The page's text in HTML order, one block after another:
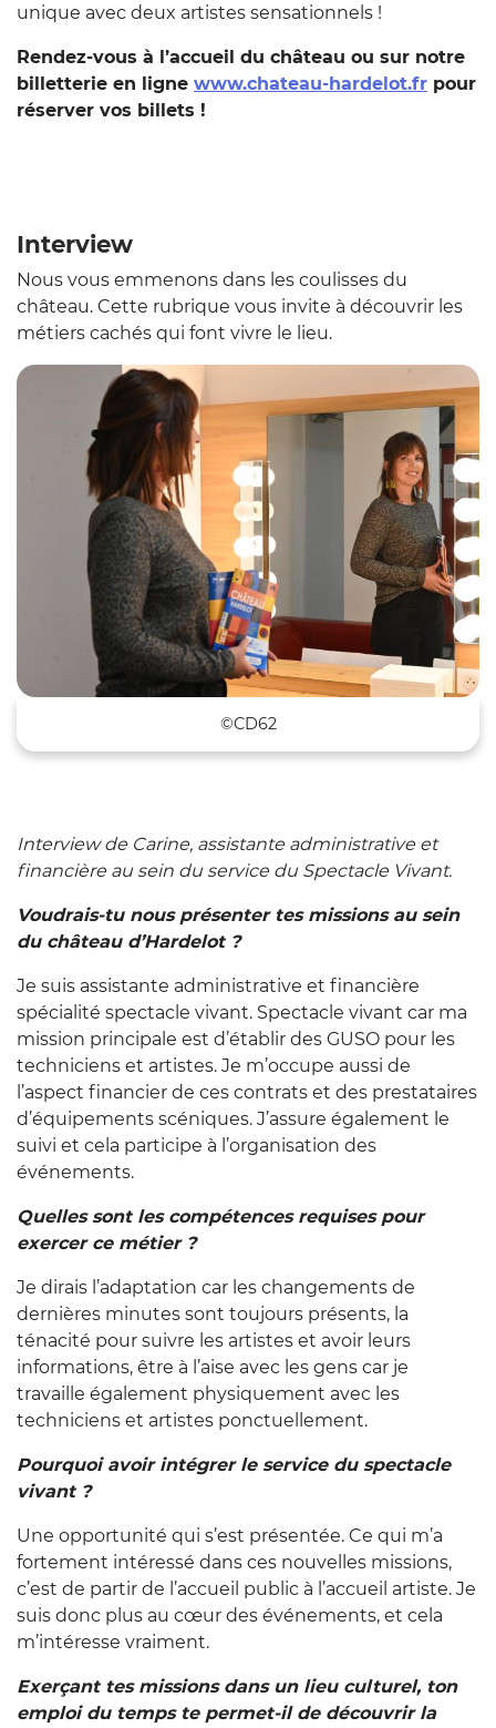
unique avec deux artistes sensationnels !
Rendez-vous à l’accueil du château ou sur notre
billetterie en ligne www.chateau-hardelot.fr pour
réserver vos billets !
Interview
Nous vous emmenons dans les coulisses du
château. Cette rubrique vous invite à découvrir les
métiers cachés qui font vivre le lieu.
©CD62
Interview de Carine, assistante administrative et
financière au sein du service du Spectacle Vivant.
Voudrais-tu nous présenter tes missions au sein
du château d’Hardelot ?
Je suis assistante administrative et financière
spécialité spectacle vivant. Spectacle vivant car ma
mission principale est d’établir des GUSO pour les
techniciens et artistes. Je m’occupe aussi de
l’aspect financier de ces contrats et des prestataires
d’équipements scéniques. J’assure également le
suivi et cela participe à l’organisation des
événements.
Quelles sont les compétences requises pour
exercer ce métier ?
Je dirais l’adaptation car les changements de
dernières minutes sont toujours présents, la
ténacité pour suivre les artistes et avoir leurs
informations, être à l’aise avec les gens car je
travaille également physiquement avec les
techniciens et artistes ponctuellement.
Pourquoi avoir intégrer le service du spectacle
vivant ?
Une opportunité qui s’est présentée. Ce qui m’a
fortement intéressé dans ces nouvelles missions,
c’est de partir de l’accueil public à l’accueil artiste. Je
suis donc plus au cœur des événements, et cela
m’intéresse vraiment.
Exerçant tes missions dans un lieu culturel, ton
emploi du temps te permet-il de découvrir la